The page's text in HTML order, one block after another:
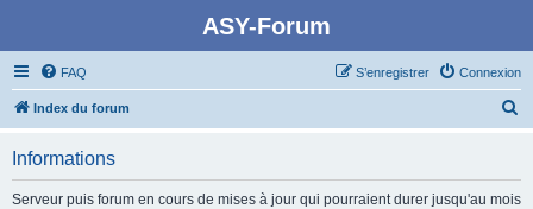
ASY-Forum
FAQ Connexion
S’enregistrer
Index du forum
Informations
Serveur puis forum en cours de mises à jour qui pourraient durer jusqu'au mois